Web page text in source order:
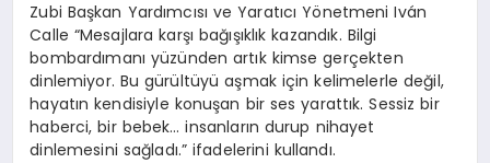
Zubi Başkan Yardımcısı ve YaratıcıYönetmeni Iván
Calle “Mesajlara karşı bağışıklık kazandık. Bilgi
bombardımanı yüzünden artık kimse gerçekten
dinlemiyor. Bu gürültüyü aşmak için kelimelerle değil,
hayatın kendisiyle konuşan bir ses yarattık. Sessiz bir
haberci, bir bebek… insanların durup nihayet
dinlemesini sağladı.” ifadelerini kullandı.